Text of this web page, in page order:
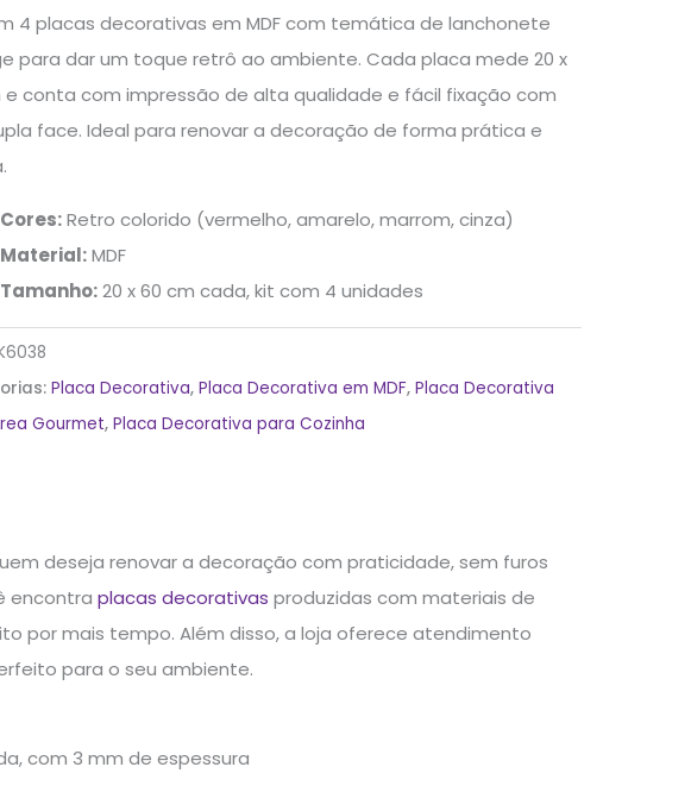
4 placas decorativas em MDF com temática de lanchonete
para dar um toque retrô ao ambiente. Cada placa mede 20 x
e conta com impressão de alta qualidade e fácil fixação com
face. Ideal para renovar a decoração de forma prática e
Cores:Retro colorido (vermelho, amarelo, marrom, cinza)
Material:MDF
Tamanho:20 x 60 cm cada, kit com 4 unidades
Placa Decorativa,Placa Decorativa em MDF,Placa Decorativa
Gourmet,Placa Decorativa para Cozinha
deseja renovar a decoração com praticidade, sem furos
encontra placas decorativas produzidas com materiais de
por mais tempo. Além disso, a loja oferece atendimento
para o seu ambiente.
com 3 mm de espessura